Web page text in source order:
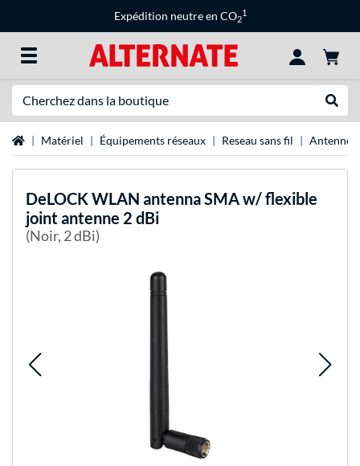
Expédition neutre en CO2
1
Page d'accueil
Matériel Équipements réseaux Reseau sans fil
DeLOCKWLAN antenna SMA w/ flexible
joint antenne 2 dBi
(Noir, 2 dBi)